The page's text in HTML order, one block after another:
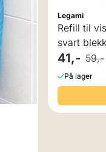
Legami
Refill til
svart
41,- 59,-
På lager